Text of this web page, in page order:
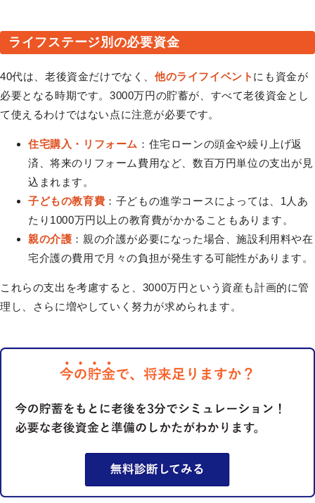
ライフステージ別の必要資金
40代は、老後資金だけでなく、 他のライフイベント にも資金が
必要となる時期です。3000万円の貯蓄が、すべて老後資金とし
て使えるわけではない点に注意が必要です。
住宅購入・リフォーム ：住宅ローンの頭金や繰り上げ返
済、将来のリフォーム費用など、数百万円単位の支出が見
込まれます。
子どもの教育費 ：子どもの進学コースによっては、1人あ
たり1000万円以上の教育費がかかることもあります。
親の介護 ：親の介護が必要になった場合、施設利用料や在
宅介護の費用で月々の負担が発生する可能性があります。
これらの支出を考慮すると、3000万円という資産も計画的に管
理し、さらに増やしていく努力が求められます。